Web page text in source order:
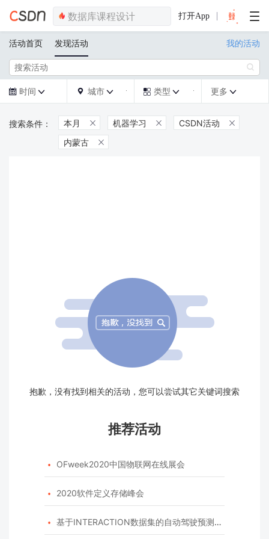
打开App
活动首页 发现活动 我的活动

 时间   城市   类型  更多 
本月  机器学习  CSDN活动 
内蒙古 
抱歉，没有找到相关的活动，您可以尝试其它关键词搜索
推荐活动
 OFweek2020中国物联网在线展会
 2020软件定义存储峰会
 基于INTERACTION数据集的自动驾驶预测模型挑战赛